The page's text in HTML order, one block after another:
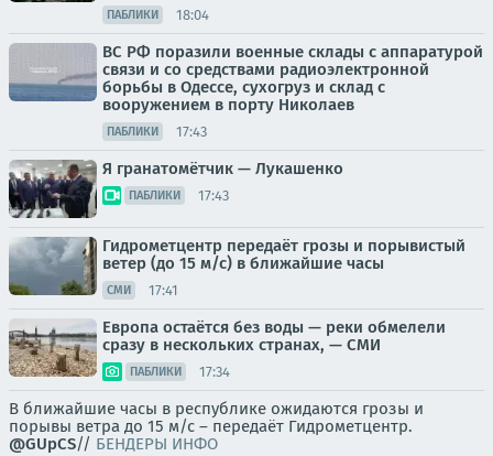
ПАБЛИКИ 18:04
ВС РФ поразили военные склады с аппаратурой
связи и со средствами радиоэлектронной
борьбы в Одессе, сухогруз и склад с
вооружением в порту Николаев
ПАБЛИКИ 17:43
Я гранатомётчик — Лукашенко
ПАБЛИКИ 17:43
Гидрометцентр передаёт грозы и порывистый
ветер (до 15 м/с) в ближайшие часы
СМИ 17:41
Европа остаётся без воды — реки обмелели
сразу в нескольких странах, — СМИ
ПАБЛИКИ 17:34
В ближайшие часы в республике ожидаются грозы и
порывы ветра до 15 м/с – передаёт Гидрометцентр.
@GUpCS// БЕНДЕРЫ ИНФО